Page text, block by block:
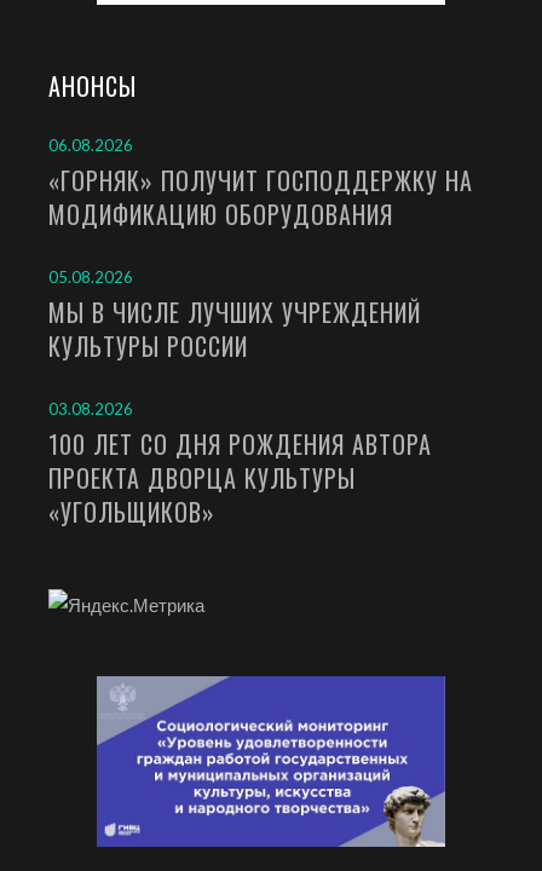
АНОНСЫ
06.08.2026
«ГОРНЯК» ПОЛУЧИТ ГОСПОДДЕРЖКУ НА
МОДИФИКАЦИЮ ОБОРУДОВАНИЯ
05.08.2026
МЫ В ЧИСЛЕ ЛУЧШИХ УЧРЕЖДЕНИЙ
КУЛЬТУРЫ РОССИИ
03.08.2026
100 ЛЕТ СО ДНЯ РОЖДЕНИЯ АВТОРА
ПРОЕКТА ДВОРЦА КУЛЬТУРЫ
«УГОЛЬЩИКОВ»